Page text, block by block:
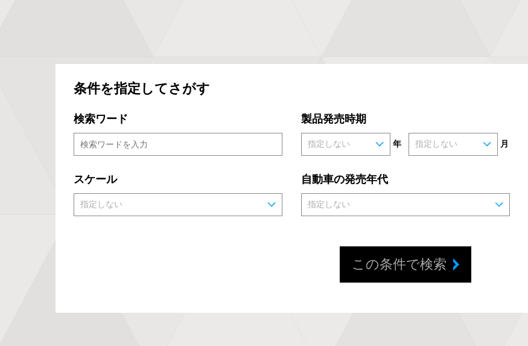
条件を指定してさがす
検索ワード 製品発売時期
年 月
スケール 自動車の発売年代
この条件で検索